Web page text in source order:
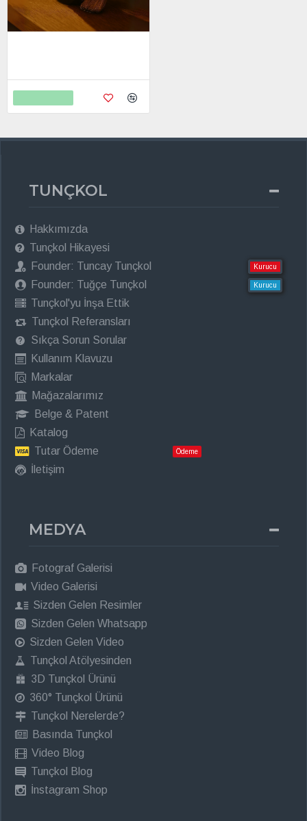
TUNÇKOL
Hakkımızda
Tunçkol Hikayesi
Founder: Tuncay Tunçkol
Kurucu
Founder: Tuğçe Tunçkol Kurucu
Tunçkol'yu İnşa Ettik
Tunçkol Referansları
Sıkça Sorun Sorular
Kullanım Klavuzu
Markalar
Mağazalarımız
Belge & Patent
Katalog
Tutar Ödeme
Ödeme
İletişim
MEDYA
Fotograf Galerisi
Video Galerisi
Sizden Gelen Resimler
Sizden Gelen Whatsapp
Sizden Gelen Video
Tunçkol Atölyesinden
3D Tunçkol Ürünü
360° Tunçkol Ürünü
Tunçkol Nerelerde?
Basında Tunçkol
Video Blog
Tunçkol Blog
İnstagram Shop